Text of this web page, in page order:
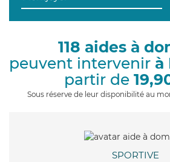
118 aides à
peuvent intervenir à
partir de
Sous réserve de leur disponibilité au
SPORTIVE